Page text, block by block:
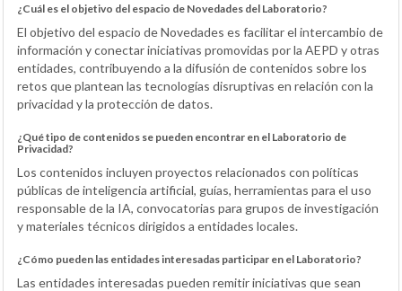
¿Cuál es el objetivo del espacio de Novedades del Laboratorio?
El objetivo del espacio de Novedades es facilitar el intercambio de
información y conectar iniciativas promovidas por la AEPD y otras
entidades, contribuyendo a la difusión de contenidos sobre los
retos que plantean las tecnologías disruptivas en relación con la
privacidad y la protección de datos.
¿Qué tipo de contenidos se pueden encontrar en el Laboratorio de
Privacidad?
Los contenidos incluyen proyectos relacionados con políticas
públicas de inteligencia artificial, guías, herramientas para el uso
responsable de la IA, convocatorias para grupos de investigación
y materiales técnicos dirigidos a entidades locales.
¿Cómo pueden las entidades interesadas participar en el Laboratorio?
Las entidades interesadas pueden remitir iniciativas que sean